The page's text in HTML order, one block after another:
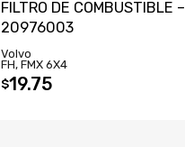
FILTRO DE COMBUSTIBLE –
20976003
Volvo
FH, FMX 6X4
$19.75